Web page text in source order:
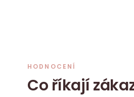
HODNOCENÍ
Co říkají